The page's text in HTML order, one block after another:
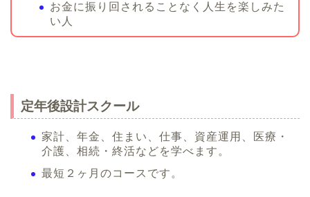
お金に振り回されることなく人生を楽しみた
い人
定年後設計スクール
家計、年金、住まい、仕事、資産運用、医療・
介護、相続・終活などを学べます。
最短２ヶ月のコースです。